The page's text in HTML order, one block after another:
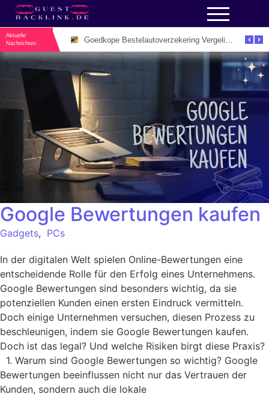
Aktuelle
Nachrichten
Google Bewertungen kaufen
Gadgets, PCs
In der digitalen Welt spielen Online-Bewertungen eine
entscheidende Rolle für den Erfolg eines Unternehmens.
Google Bewertungen sind besonders wichtig, da sie
potenziellen Kunden einen ersten Eindruck vermitteln.
Doch einige Unternehmen versuchen, diesen Prozess zu
beschleunigen, indem sie Google Bewertungen kaufen.
Doch ist das legal? Und welche Risiken birgt diese Praxis?
1. Warum sind Google Bewertungen so wichtig? Google
Bewertungen beeinflussen nicht nur das Vertrauen der
Kunden, sondern auch die lokale